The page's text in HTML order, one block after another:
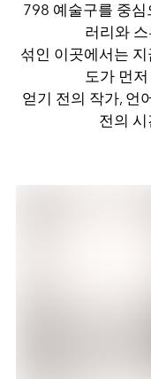
798 예술구를 중심
러리와
섞인 이곳에서는
도가 먼
얻기 전의 작가, 언
전의